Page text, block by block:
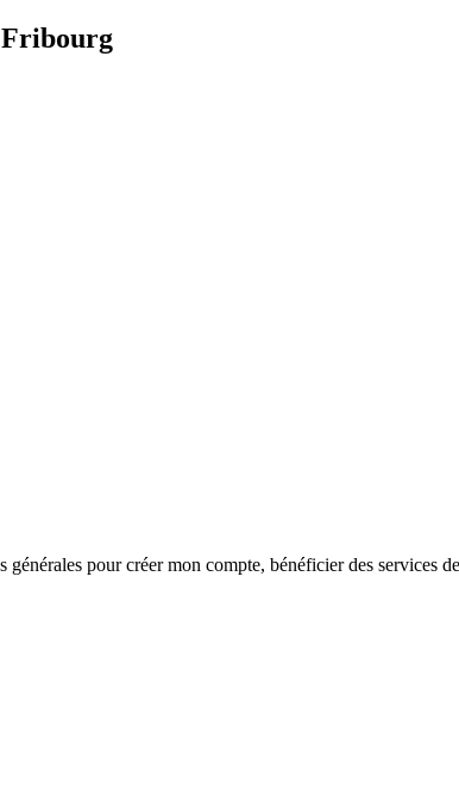
générales pour créer mon compte, bénéficier des services